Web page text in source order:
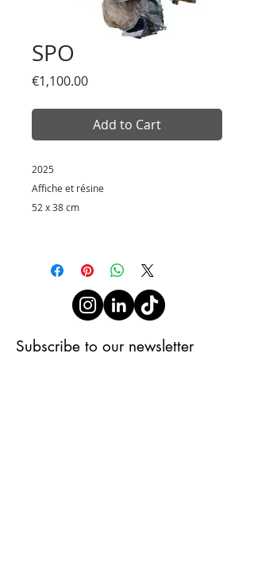
SPO
€1,100.00Price
Add to Cart
2025
Affiche et résine
52 x 38 cm
Subscribe to our newsletter